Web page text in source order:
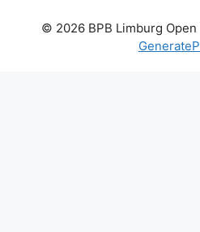
© 2026 BPB Limburg Open